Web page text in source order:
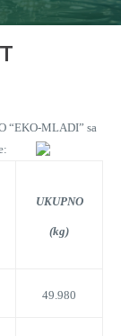
“EKO-MLADI” sa
UKUPNO
(kg)
49.980